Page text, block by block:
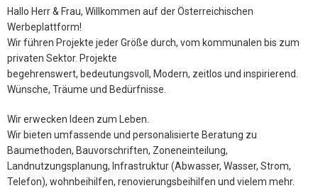
Hallo Herr & Frau, Willkommen auf der Österreichischen
Werbeplattform!
Wir führen Projekte jeder Größe durch, vom kommunalen bis zum
privaten Sektor. Projekte
begehrenswert, bedeutungsvoll, Modern, zeitlos und inspirierend.
Wünsche, Träume und Bedürfnisse.
Wir erwecken Ideen zum Leben.
Wir bieten umfassende und personalisierte Beratung zu
Baumethoden, Bauvorschriften, Zoneneinteilung,
Landnutzungsplanung, Infrastruktur (Abwasser, Wasser, Strom,
Telefon), wohnbeihilfen, renovierungsbeihilfen und vielem mehr.